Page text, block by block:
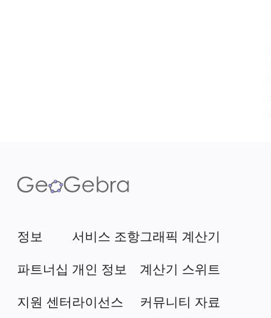
정보
파트너십
지원 센터
서비스 조항
개인 정보
라이선스
그래픽 계산기
계산기 스위트
커뮤니티 자료